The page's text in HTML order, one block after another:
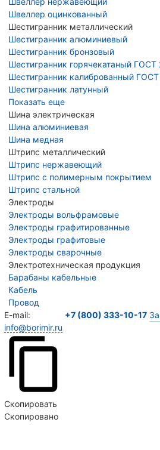
Швеллер оцинкованный
Шестигранник металлический
Шестигранник алюминиевый
Шестигранник бронзовый
Шестигранник горячекатаный ГОСТ
Шестигранник калиброванный
Шестигранник латунный
Показать еще
Шина электрическая
Шина алюминиевая
Шина медная
Штрипс металлический
Штрипс нержавеющий
Штрипс с полимерным покрытием
Штрипс стальной
Электроды
Электроды вольфрамовые
Электроды графитированные
Электроды графитовые
Электроды сварочные
Электротехническая продукция
Барабаны кабельные
Кабель
Провод
E-mail:
info@borimir.ru
Скопировать
Скопировано
+7 (800) 333-10-17
на использование сайтом Cookie и с